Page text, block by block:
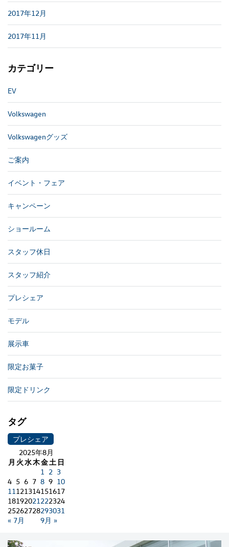
2017年12月
2017年11月
カテゴリー
EV
Volkswagen
Volkswagenグッズ
ご案内
イベント・フェア
キャンペーン
ショールーム
スタッフ休日
スタッフ紹介
プレシェア
モデル
展示車
限定お菓子
限定ドリンク
タグ
プレシェア
2025年8月
月 火水木金土 日
« 7月 9月 »
1 2 3
4 5 6 7 8 9 10
11121314151617
18192021222324
25262728293031